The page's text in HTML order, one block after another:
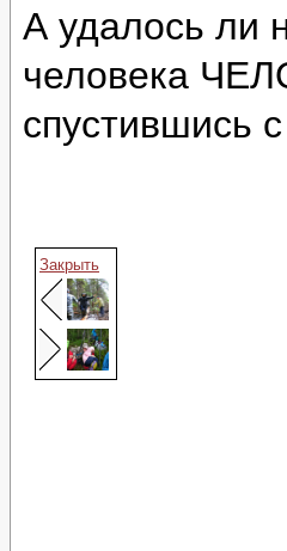
А удалось ли
человека
спустившись
Закрыть